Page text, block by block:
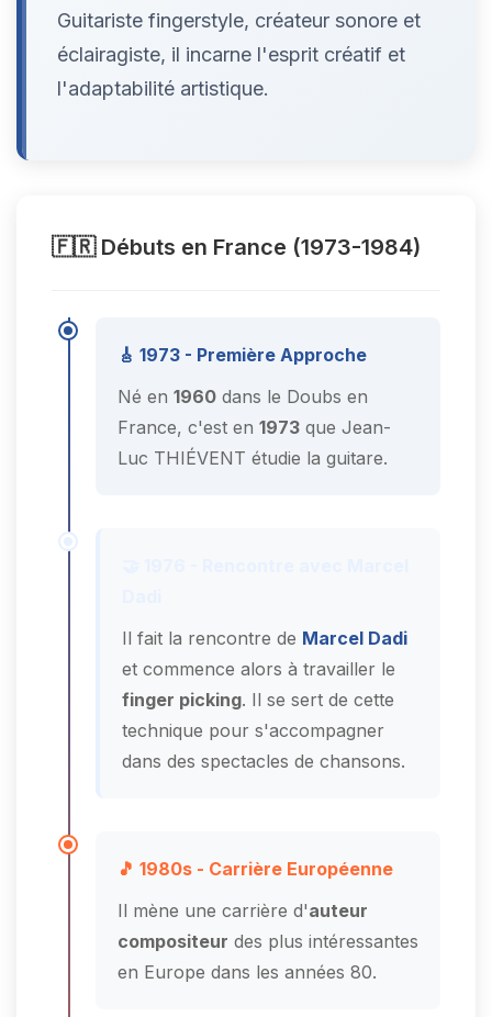
Guitariste fingerstyle, créateur sonore et
éclairagiste, il incarne l'esprit créatif et
l'adaptabilité artistique.
🇫🇷 Débuts en France (1973-1984)
🎸 1973 - Première Approche
Né en 1960 dans le Doubs en
France, c'est en 1973 que Jean-
Luc THIÉVENT étudie la guitare.
Il fait la rencontre de Marcel Dadi
et commence alors à travailler le
finger picking. Il se sert de cette
technique pour s'accompagner
dans des spectacles de chansons.
🎵 1980s - Carrière Européenne
Il mène une carrière d'auteur
compositeur des plus intéressantes
en Europe dans les années 80.